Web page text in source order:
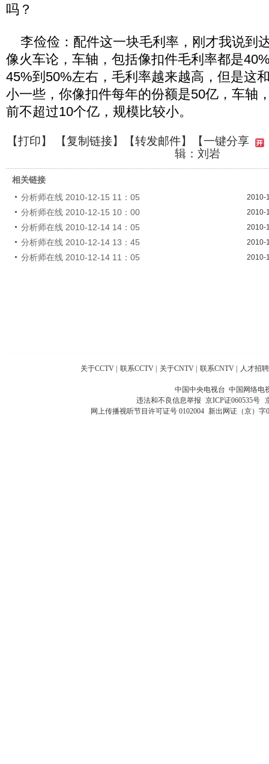
吗？
李俭俭：配件这一块毛利率，刚才我说到
像火车论，车轴，包括像扣件毛利率都是
45%到50%左右，毛利率越来越高，但是这
小一些，你像扣件每年的份额是50亿，车轴
前不超过10个亿，规模比较小。
【打印】 【复制链接】【转发邮件】
【一键分享
辑：刘岩
相关链接
分析师在线 2010-12-15 11：05
2010-
分析师在线 2010-12-15 10：00 2010-
分析师在线 2010-12-14 14：05 2010-
分析师在线 2010-12-14 13：45 2010-
分析师在线 2010-12-14 11：05 2010-
关于CCTV | 联系CCTV | 关于CNTV | 联系CNTV | 人才招聘
中国中央电视台 中国网络电
违法和不良信息举报 京ICP证060535号
网上传播视听节目许可证号 0102004 新出网证（京）